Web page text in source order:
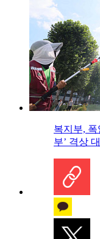
복지부,
부’ 격상